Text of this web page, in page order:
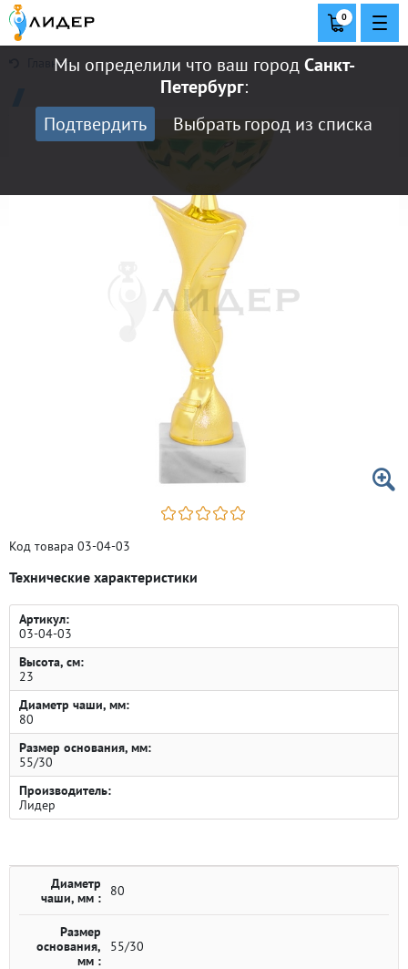
Мы определили что ваш городСанкт-
Петербург:
Подтвердить
Выбрать город из списка
0
Главная
Код товара 03-04-03
Технические характеристики
Артикул:
03-04-03
Высота, см:
23
Диаметр чаши, мм:
80
Размер основания, мм:
55/30
Производитель:
Лидер
Диаметр
чаши, мм :
80
Размер
основания,
мм :
55/30